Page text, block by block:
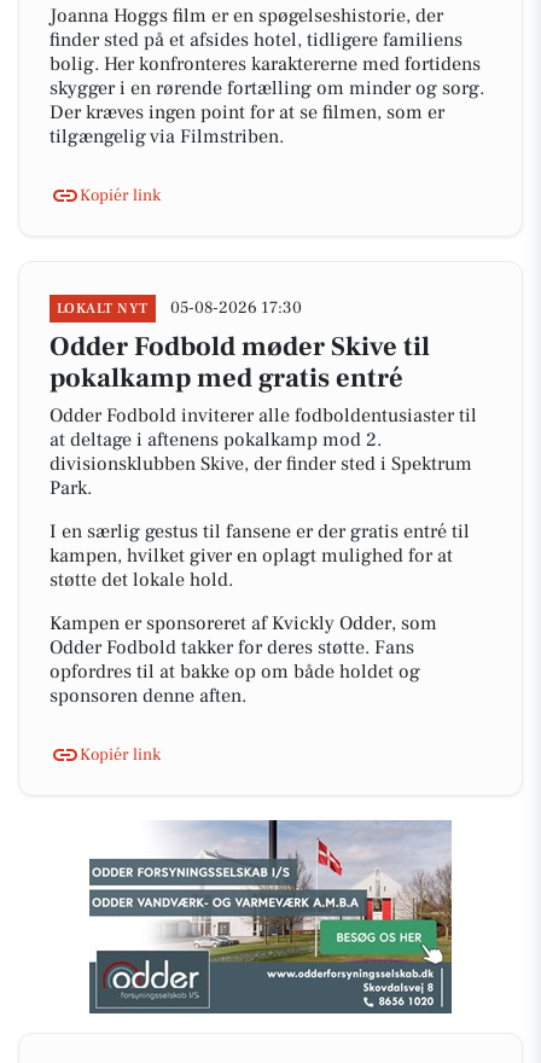
Joanna Hoggs film er en spøgelseshistorie, der
finder sted på et afsides hotel, tidligere familiens
bolig. Her konfronteres karaktererne med fortidens
skygger i en rørende fortælling om minder og sorg.
Der kræves ingen point for at se filmen, som er
tilgængelig via Filmstriben.
Kopiér link
LOKALT NYT 05-08-2026 17:30
Odder Fodbold møder Skive til
pokalkamp med gratis entré
Odder Fodbold inviterer alle fodboldentusiaster til
at deltage i aftenens pokalkamp mod 2.
divisionsklubben Skive, der finder sted i Spektrum
Park.
I en særlig gestus til fansene er der gratis entré til
kampen, hvilket giver en oplagt mulighed for at
støtte det lokale hold.
Kampen er sponsoreret af Kvickly Odder, som
Odder Fodbold takker for deres støtte. Fans
opfordres til at bakke op om både holdet og
sponsoren denne aften.
Kopiér link